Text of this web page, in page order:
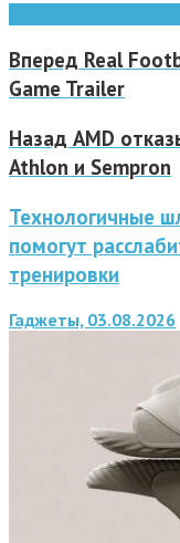
Вперед Real
Game Trailer
Назад AMD
Athlon и Sempron
Технологичные
помогут
тренировки
Гаджеты, 03.08.2026